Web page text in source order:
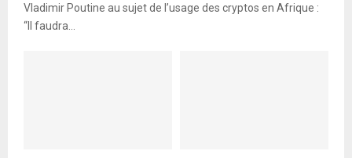
Vladimir Poutine au sujet de l’usage des cryptos en Afrique :
“Il faudra...